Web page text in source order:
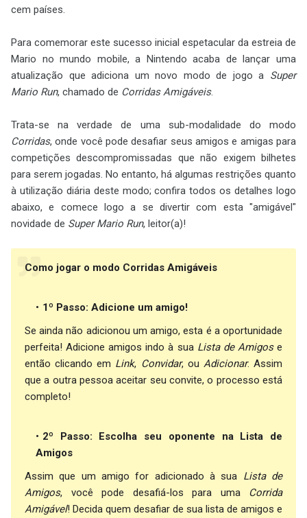
cem países.
Para comemorar este sucesso inicial espetacular da estreia de
Mario no mundo mobile, a Nintendo acaba de lançar uma
atualização que adiciona um novo modo de jogo a Super
Mario Run, chamado de Corridas Amigáveis.
Trata-se na verdade de uma sub-modalidade do modo
Corridas, onde você pode desafiar seus amigos e amigas para
competições descompromissadas que não exigem bilhetes
para serem jogadas. No entanto, há algumas restrições quanto
à utilização diária deste modo; confira todos os detalhes logo
abaixo, e comece logo a se divertir com esta "amigável"
novidade de Super Mario Run, leitor(a)!
Como jogar o modo Corridas Amigáveis
1º Passo: Adicione um amigo!
Se ainda não adicionou um amigo, esta é a oportunidade
perfeita! Adicione amigos indo à sua Lista de Amigose
então clicando em Link, Convidar, ou Adicionar. Assim
que a outra pessoa aceitar seu convite, o processo está
completo!
2º Passo: Escolha seu oponente na Lista de
Amigos
Assim que um amigo for adicionado à sua Lista de
Amigos, você pode desafiá-los para uma Corrida
Amigável! Decida quem desafiar de sua lista de amigos e